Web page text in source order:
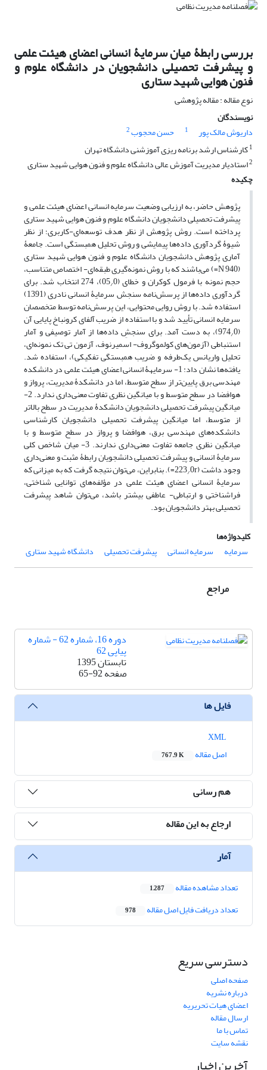
بررسی رابطۀ میان سرمایۀ انسانی اعضای هیئت علمی
و پیشرفت تحصیلی دانشجویان در دانشگاه علوم و
فنون هوایی شهید ستاری
نوع مقاله : مقاله پژوهشی
نویسندگان
داریوش مالک پور
1 حسن محجوب2
1کارشناس ارشد برنامه ریزی آموزشنی دانشگاه تهران
2استادیار مدیریت آموزش عالی دانشگاه علوم و فنون هوایی شهید ستاری
چکیده
پژوهش حاضر، به ارزیابی وضعیت سرمایه انسانی اعضای هیئت علمی و
پیشرفت تحصیلی دانشجویان دانشگاه علوم و فنون هوایی شهید ستاری
پرداخته است. روش پژوهش از نظر هدف توسعه‌ای-کاربری؛ از نظر
شیوۀ گردآوری داده‌ها پیمایشی و روش تحلیل همبستگی است. جامعۀ
آماری پژوهش دانشجویان دانشگاه علوم و فنون هوایی شهید ستاری
(940 N=) می‌باشند که با روش نمونه‌گیری طبقه‌ای- اختصاص متناسب،
حجم نمونه با فرمول کوکران و خطای (05 / 0)، 274 انتخاب شد. برای
گردآوری داده‌ها از پرسش‌نامه سنجش سرمایۀ انسانی نادری (1391)
استفاده شد. با روش روایی محتوایی، این پرسش‌نامه توسط متخصصان
سرمایه انسانی تأیید شد و با استفاده از ضریب آلفای کرونباخ پایایی آن
(974
/ 0)، به دست آمد. برای سنجشِ داده‌ها از آمار توصیفی و آمار
استنباطی (آزمون‌های کولموگروف- اسمیرنوف، آزمون تی تک نمونه‌ای،
تحلیل واریانس یک‌طرفه و ضریب همبستگی تفکیکی)، استفاده شد.
یافته‌ها نشان داد: 1- سرمایهۀ انسانی اعضای هیئت علمی در دانشکده
مهندسی برق پایین‌تر از سطح متوسط، اما در دانشکدۀ مدیریت، پرواز و
هوافضا در سطح متوسط و با میانگین نظری تفاوت معنی‌داری ندارد. 2-
میانگین پیشرفت تحصیلی دانشجویان دانشکدۀ مدیریت در سطح بالاتر
از متوسط، اما میانگین پیشرفت تحصیلی دانشجویان کارشناسی
دانشکده‌های مهندسی برق، هوافضا و پرواز در سطح متوسط و با
میانگین نظری جامعه تفاوت معنی‌داری ندارند. 3- میان شاخص کلی
سرمایۀ انسانی و پیشرفت تحصیلی دانشجویان رابطۀ مثبت و معنی‌داری
وجود داشت (223 / 0r=). بنابراین، می‌توان نتیجه گرفت که به میزانی که
سرمایۀ انسانی اعضای هیئت علمی در مؤلفه‌های توانایی شناختی،
فراشناختی و ارتباطی- عاطفی بیشتر باشد، می‌توان شاهد پیشرفت
تحصیلی بهتر دانشجویان بود.
کلیدواژه‌ها
سرمایه
سرمایه انسانی پیشرفت تحصیلی دانشگاه شهید ستاری
مراجع
دوره 16، شماره 62 - شماره
پیاپی 62
تابستان 1395
صفحه65-92
فایل ها
اصل مقاله
767.9 K
هم رسانی
ارجاع به این مقاله
آمار
تعداد مشاهده مقاله 1,287
تعداد دریافت فایل اصل مقاله 978
دسترسی سریع
صفحه اصلی
درباره نشریه
اعضای هیات تحریریه
ارسال مقاله
تماس با ما
نقشه سایت